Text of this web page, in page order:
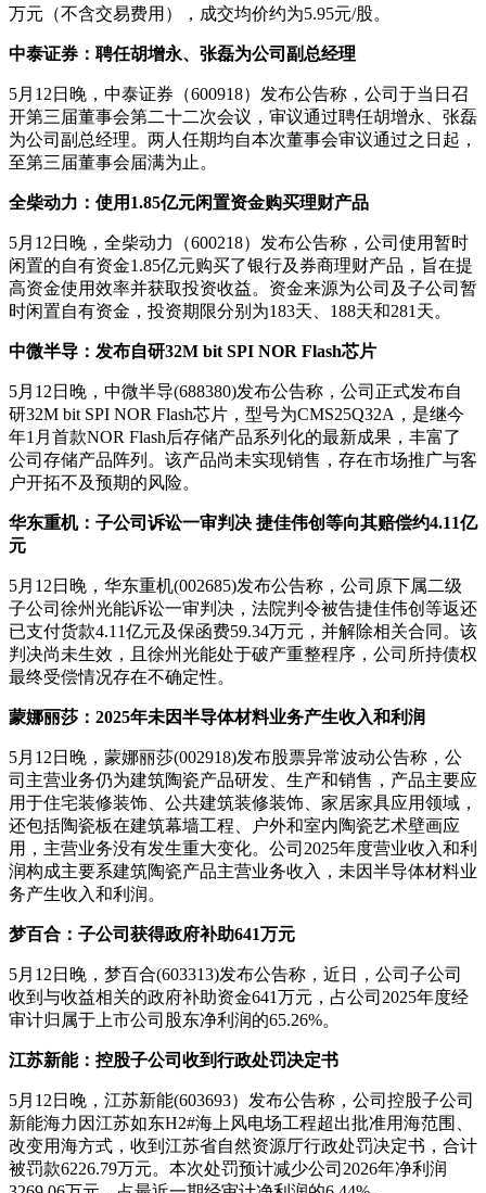
万元（不含交易费用），成交均价约为5.95元/股。
中泰证券：聘任胡增永、张磊为公司副总经理
5月12日晚，中泰证券（600918）发布公告称，公司于当日召
开第三届董事会第二十二次会议，审议通过聘任胡增永、张磊
为公司副总经理。两人任期均自本次董事会审议通过之日起，
至第三届董事会届满为止。
全柴动力：使用1.85亿元闲置资金购买理财产品
5月12日晚，全柴动力（600218）发布公告称，公司使用暂时
闲置的自有资金1.85亿元购买了银行及券商理财产品，旨在提
高资金使用效率并获取投资收益。资金来源为公司及子公司暂
时闲置自有资金，投资期限分别为183天、188天和281天。
中微半导：发布自研32M bit SPI NOR Flash芯片
5月12日晚，中微半导(688380)发布公告称，公司正式发布自
研32M bit SPI NOR Flash芯片，型号为CMS25Q32A，是继今
年1月首款NOR Flash后存储产品系列化的最新成果，丰富了
公司存储产品阵列。该产品尚未实现销售，存在市场推广与客
户开拓不及预期的风险。
华东重机：子公司诉讼一审判决 捷佳伟创等向其赔偿约4.11亿
元
5月12日晚，华东重机(002685)发布公告称，公司原下属二级
子公司徐州光能诉讼一审判决，法院判令被告捷佳伟创等返还
已支付货款4.11亿元及保函费59.34万元，并解除相关合同。该
判决尚未生效，且徐州光能处于破产重整程序，公司所持债权
最终受偿情况存在不确定性。
蒙娜丽莎：2025年未因半导体材料业务产生收入和利润
5月12日晚，蒙娜丽莎(002918)发布股票异常波动公告称，公
司主营业务仍为建筑陶瓷产品研发、生产和销售，产品主要应
用于住宅装修装饰、公共建筑装修装饰、家居家具应用领域，
还包括陶瓷板在建筑幕墙工程、户外和室内陶瓷艺术壁画应
用，主营业务没有发生重大变化。公司2025年度营业收入和利
润构成主要系建筑陶瓷产品主营业务收入，未因半导体材料业
务产生收入和利润。
梦百合：子公司获得政府补助641万元
5月12日晚，梦百合(603313)发布公告称，近日，公司子公司
收到与收益相关的政府补助资金641万元，占公司2025年度经
审计归属于上市公司股东净利润的65.26%。
江苏新能：控股子公司收到行政处罚决定书
5月12日晚，江苏新能(603693）发布公告称，公司控股子公司
新能海力因江苏如东H2#海上风电场工程超出批准用海范围、
改变用海方式，收到江苏省自然资源厅行政处罚决定书，合计
被罚款6226.79万元。本次处罚预计减少公司2026年净利润